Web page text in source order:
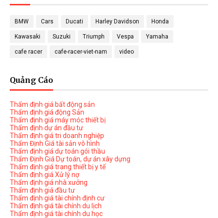
BMW Cars Ducati Harley Davidson Honda
Kawasaki Suzuki Triumph Vespa Yamaha
cafe racer cafe-racer-viet-nam video
Quảng Cáo
Thẩm định giá bất động sản
Thẩm định giá động Sản
Thẩm định giá máy móc thiết bị
Thẩm định dự án đầu tư
Thẩm định giá tri doanh nghiệp
Thẩm Định Giá tài sản vô hình
Thẩm định giá dự toán gói thầu
Thẩm Định Giá Dự toán, dự án xây dựng
Thẩm định giá trang thiết bị y tế
Thẩm định giá Xử lý nợ
Thẩm định giá nhà xưởng
Thẩm định giá đầu tư
Thẩm định giá tài chính định cư
Thẩm định giá tài chính du lịch
Thẩm định giá tài chính du học